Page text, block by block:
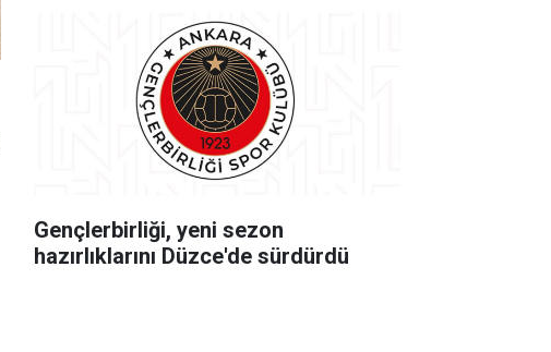
Gençlerbirliği, yeni sezon
hazırlıklarını Düzce'de sürdürdü